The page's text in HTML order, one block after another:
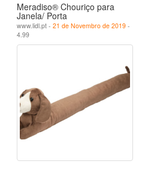
Meradiso® Chouriço para
Janela/ Porta
www.lidl.pt - 21 de Novembro de 2019 -
4.99